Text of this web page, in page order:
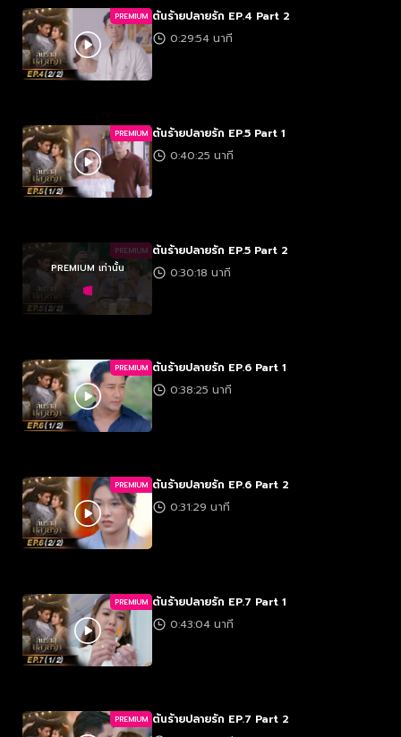
PREMIUM ต้นร้ายปลายรัก EP.4 Part 2
0:29:54 นาที
PREMIUM ต้นร้ายปลายรัก EP.5 Part 1
0:40:25 นาที
PREMIUM
PREMIUM เท่านั้น
ต้นร้ายปลายรัก EP.5 Part 2
0:30:18 นาที
PREMIUM ต้นร้ายปลายรัก EP.6 Part 1
0:38:25 นาที
PREMIUM ต้นร้ายปลายรัก EP.6 Part 2
0:31:29 นาที
PREMIUM ต้นร้ายปลายรัก EP.7 Part 1
0:43:04 นาที
PREMIUM ต้นร้ายปลายรัก EP.7 Part 2